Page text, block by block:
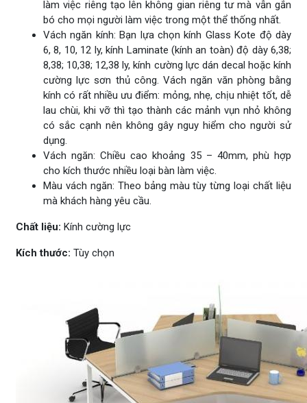
làm việc riêng tạo lên không gian riêng tư mà vẫn gắn
bó cho mọi người làm việc trong một thể thống nhất.
Vách ngăn kính: Bạn lựa chọn kính Glass Kote độ dày
6, 8, 10, 12 ly, kính Laminate (kính an toàn) độ dày 6,38;
8,38; 10,38; 12,38 ly, kính cường lực dán decal hoặc kính
cường lực sơn thủ công. Vách ngăn văn phòng bằng
kính có rất nhiều ưu điểm: mỏng, nhẹ, chịu nhiệt tốt, dễ
lau chùi, khi vỡ thì tạo thành các mảnh vụn nhỏ không
có sắc cạnh nên không gây nguy hiểm cho người sử
dụng.
Vách ngăn: Chiều cao khoảng 35 – 40mm, phù hợp
cho kích thước nhiều loại bàn làm việc.
Màu vách ngăn: Theo bảng màu tùy từng loại chất liệu
mà khách hàng yêu cầu.
Chất liệu: Kính cường lực
Kích thước: Tùy chọn